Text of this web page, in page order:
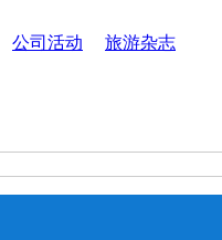
公司活动 旅游杂志